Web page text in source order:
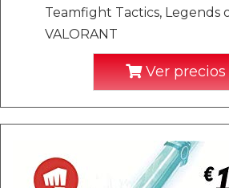
Teamfight Tactics, Legends
VALORANT
Ver